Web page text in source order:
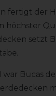
fertigt der
höchster
setzt
war Bucas